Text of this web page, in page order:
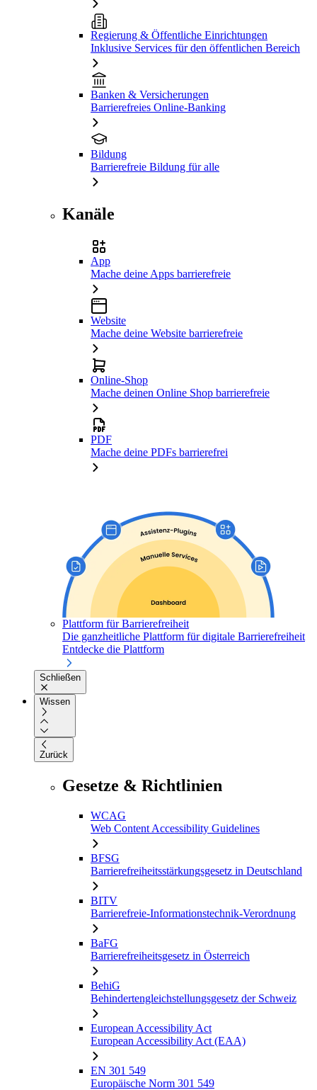
Regierung & Öffentliche Einrichtungen
Inklusive Services für den öffentlichen Bereich
Banken & Versicherungen
Barrierefreies Online-Banking
Bildung
Barrierefreie Bildung für alle
Kanäle
App
Mache deine Apps barrierefreie
Website
Mache deine Website barrierefreie
Online-Shop
Mache deinen Online Shop barrierefreie
PDF
Mache deine PDFs barrierefrei
Plattform für Barrierefreiheit
Die ganzheitliche Plattform für digitale Barrierefreiheit
Entdecke die Plattform
Schließen
Wissen
Zurück
Gesetze & Richtlinien
WCAG
Web Content Accessibility Guidelines
BFSG
Barrierefreiheitsstärkungsgesetz in Deutschland
BITV
Barrierefreie-Informationstechnik-Verordnung
BaFG
Barrierefreiheitsgesetz in Österreich
BehiG
Behindertengleichstellungsgesetz der Schweiz
European Accessibility Act
European Accessibility Act (EAA)
EN 301 549
Europäische Norm 301 549